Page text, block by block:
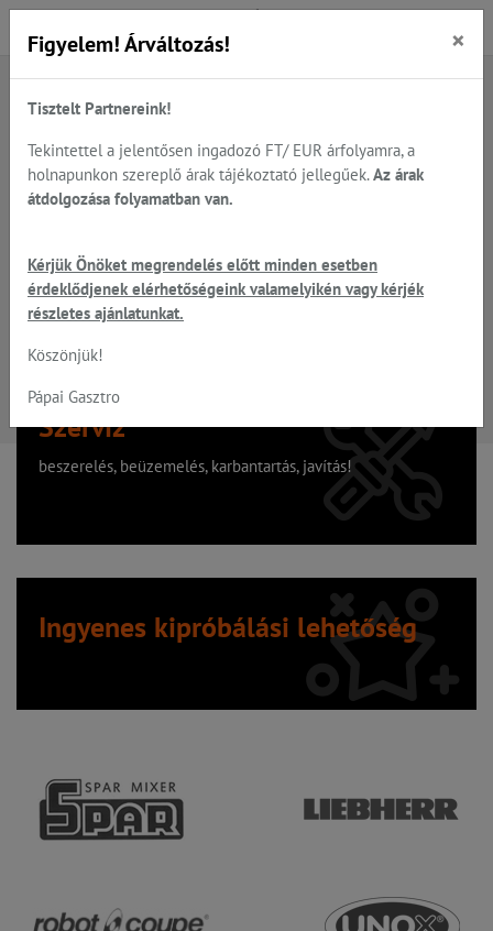
A keresett oldal nem található
Hiba, a keresett oldal nem található!
Szervíz
beszerelés, beüzemelés, karbantartás, javítás!
Ingyenes kipróbálási lehetőség
Figyelem! Árváltozás! ×
Tisztelt Partnereink!
Tekintettel a jelentősen ingadozó FT/ EUR árfolyamra, a
holnapunkon szereplő árak tájékoztató jellegűek. Az árak
átdolgozása folyamatban van.
Kérjük Önöket megrendelés előtt minden esetben
érdeklődjenek elérhetőségeink valamelyikén vagy kérjék
részletes ajánlatunkat.
Köszönjük!
Pápai Gasztro